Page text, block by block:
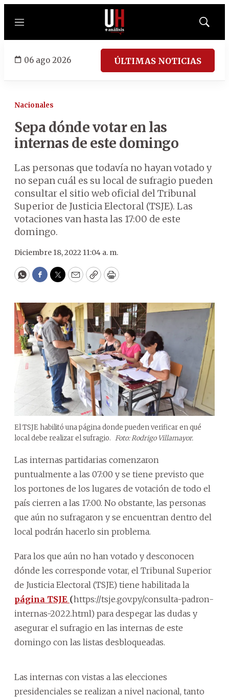
Menú
Mostrar
06 ago 2026 ÚLTIMAS NOTICIAS
Nacionales
Sepa dónde votar en las
internas de este domingo
Las personas que todavía no hayan votado y
no sepan cuál es su local de sufragio pueden
consultar el sitio web oficial del Tribunal
Superior de Justicia Electoral (TSJE). Las
votaciones van hasta las 17:00 de este
domingo.
Diciembre 18, 2022 11:04 a. m.
WhatsApp
Facebook
Twitter
EmailCopyPrint
El TSJE habilitó una página donde pueden verificar en qué
local debe realizar el sufragio. Foto: Rodrigo Villamayor.
Las internas partidarias comenzaron
puntualmente a las 07:00 y se tiene previsto que
los portones de los lugares de votación de todo el
país cierren a las 17:00. No obstante, las personas
que aún no sufragaron y se encuentran dentro del
local podrán hacerlo sin problema.
Para los que aún no han votado y desconocen
dónde les corresponde votar, el Tribunal Superior
de Justicia Electoral (TSJE) tiene habilitada la
página TSJE (https://tsje.gov.py/consulta-padron-
internas-2022.html) para despegar las dudas y
asegurar el sufragio en las internas de este
domingo con las listas desbloqueadas.
Las internas con vistas a las elecciones
presidenciales se realizan a nivel nacional, tanto